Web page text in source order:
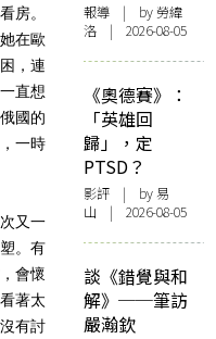
房。
在歐
，連
直想
國的
一時
又一
。有
會懷
著太
有討
報導 | by 勞緯
洛 | 2026-08-05
《奧德賽》：
「英雄回
歸」，定
PTSD？
影評 | by 易
山 | 2026-08-05
談《錯覺與和
解》──筆訪
嚴瀚欽